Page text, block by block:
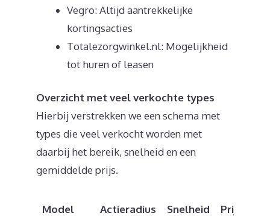
Vegro: Altijd aantrekkelijke
kortingsacties
Totalezorgwinkel.nl: Mogelijkheid
tot huren of leasen
Overzicht met veel verkochte types
Hierbij verstrekken we een schema met
types die veel verkocht worden met
daarbij het bereik, snelheid en een
gemiddelde prijs.
Model Actieradius Snelheid Prijs